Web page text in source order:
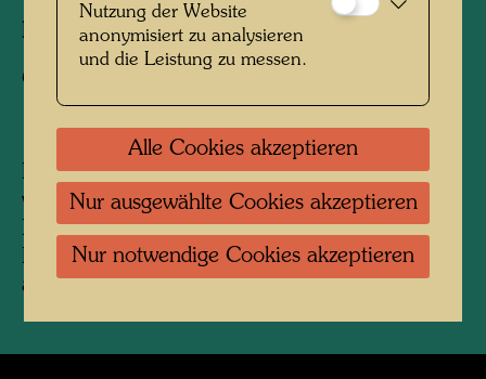
Fotograf:Unbekannt Unknown
Copyright:
Hundertwasser auf dem Grasdachhaus, erbaut
von Ivan Tarulevič in der Bay of Plenty,
Neuseeland. Das Gründach dieses Hauses fand
Hundertwasser so vorbildlich, dass er das Haus
als Modell nachbauen ließ.
Nutzung der Website
anonymisiert zu analysieren
und die Leistung zu messen.
Alle Cookies akzeptieren
Nur ausgewählte Cookies akzeptieren
Nur notwendige Cookies akzeptieren